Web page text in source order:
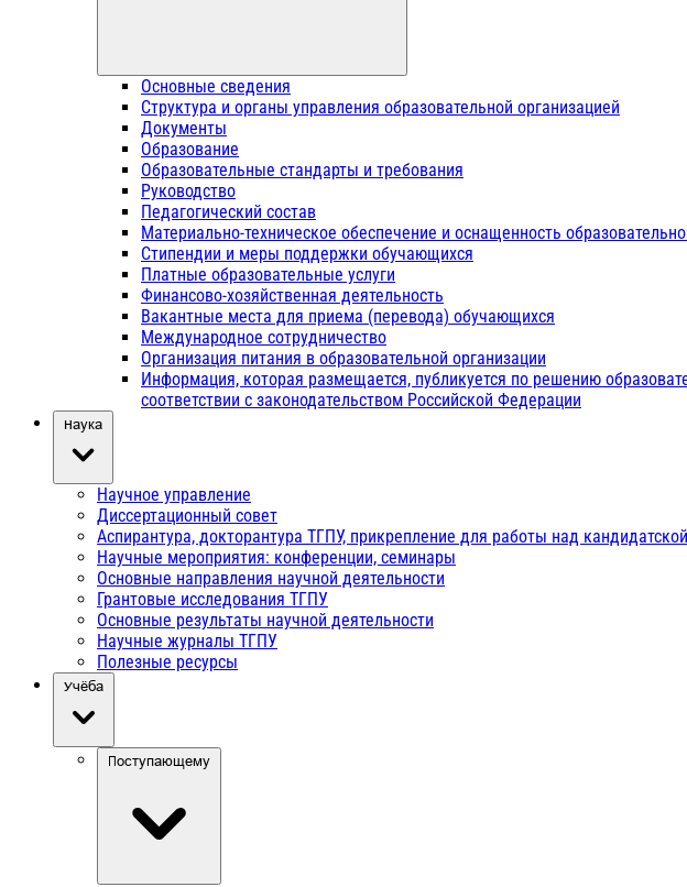
Основные сведения
Структура и органы управления образовательной организацией
Документы
Образование
Образовательные стандарты и требования
Руководство
Педагогический состав
Материально-техническое обеспечение и оснащенность
Стипендии и меры поддержки обучающихся
Платные образовательные услуги
Финансово-хозяйственная деятельность
Вакантные места для приема (перевода) обучающихся
Международное сотрудничество
Организация питания в образовательной организации
Информация, которая размещается, публикуется по решению
соответствии с законодательством Российской Федерации
Наука
Научное управление
Диссертационный совет
Аспирантура, докторантура ТГПУ, прикрепление для работы над
Научные мероприятия: конференции, семинары
Основные направления научной деятельности
Грантовые исследования ТГПУ
Основные результаты научной деятельности
Научные журналы ТГПУ
Полезные ресурсы
Учёба
Поступающему